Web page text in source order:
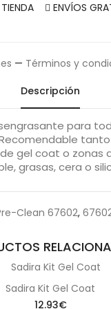
TIENDA ENVÍOS
— Términos y
Descripción
para
gel coat o zonas
grasas, cera o
Clean 67602,
Sadira Kit Gel Coat
12.93€